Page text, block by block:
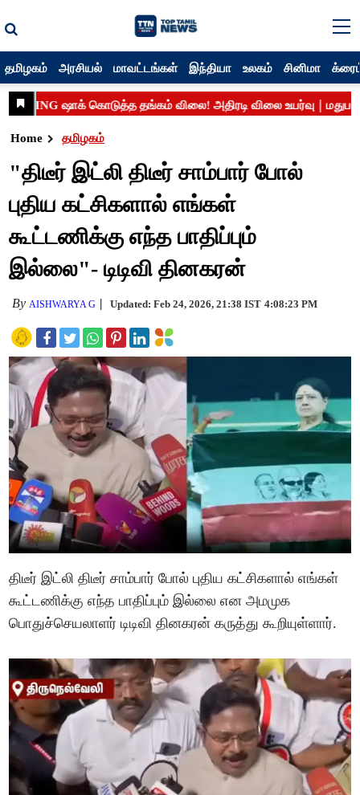
தமிழகம் அரசியல் மாவட்டங்கள் இந்தியா உலகம் சினிமா
Home தமிழகம்
"திடீர் இட்லி திடீர் சாம்பார் போல்
புதிய கட்சிகளால் எங்கள்
கூட்டணிக்கு எந்த பாதிப்பும்
இல்லை"- டிடிவி தினகரன்
By AISHWARYA G Updated: Feb 24, 2026, 21:38 IST 4:08:23 PM
திடீர் இட்லி திடீர் சாம்பார் போல் புதிய கட்சிகளால் எங்கள்
கூட்டணிக்கு எந்த பாதிப்பும் இல்லை என அமமுக
பொதுச்செயலாளர் டிடிவி தினகரன் கருத்து கூறியுள்ளார்.